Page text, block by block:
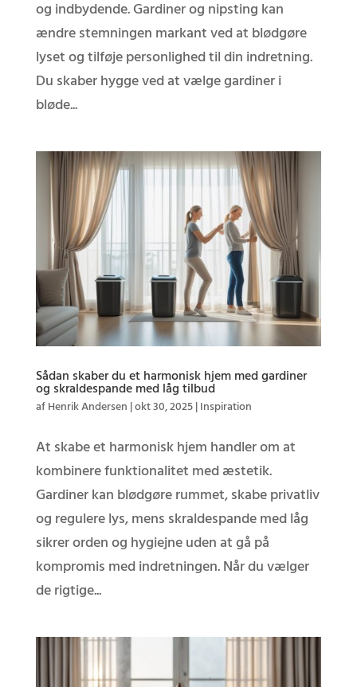
og indbydende. Gardiner og nipsting kan
ændre stemningen markant ved at blødgøre
lyset og tilføje personlighed til din indretning.
Du skaber hygge ved at vælge gardiner i
bløde...
Sådan skaber du et harmonisk hjem med gardiner
og skraldespande med låg tilbud
afHenrik Andersen |okt 30, 2025|Inspiration
At skabe et harmonisk hjem handler om at
kombinere funktionalitet med æstetik.
Gardiner kan blødgøre rummet, skabe privatliv
og regulere lys, mens skraldespande med låg
sikrer orden og hygiejne uden at gå på
kompromis med indretningen. Når du vælger
de rigtige...